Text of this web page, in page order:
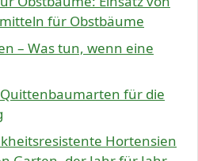
für Obstbäume
– Was tun, wenn eine
für die
Hortensien